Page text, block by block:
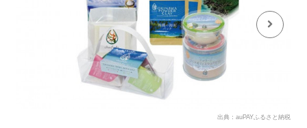
出典：auPAYふるさと納税